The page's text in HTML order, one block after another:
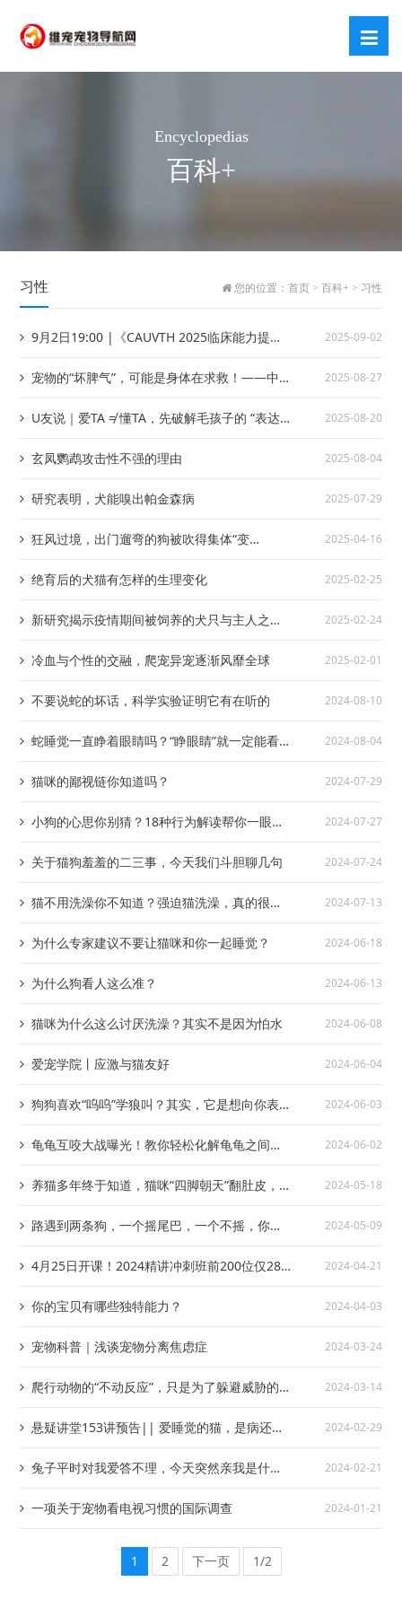
Encyclopedias
百科+
习性 您的位置： 首页> 百科+ > 习性
9月2日19:00 |《CAUVTH 2025临床能力提升
猫的行为信号
2025-09-02
宠物的“坏脾气”，可能是身体在求救！——中
2025-08-27
U友说｜爱TA ≠ 懂TA，先破解毛孩子的 “表达
2025-08-20
玄凤鹦鹉攻击性不强的理由 2025-08-04
研究表明，犬能嗅出帕金森病 2025-07-29
狂风过境，出门遛弯的狗被吹得集体“变
2025-04-16
绝育后的犬猫有怎样的生理变化 2025-02-25
新研究揭示疫情期间被饲养的犬只与主人之间
2025-02-24
冷血与个性的交融，爬宠异宠逐渐风靡全球 2025-02-01
不要说蛇的坏话，科学实验证明它有在听的 2024-08-10
蛇睡觉一直睁着眼睛吗？“睁眼睛”就一定能看
2024-08-04
猫咪的鄙视链你知道吗？ 2024-07-29
小狗的心思你别猜？18种行为解读帮你一眼看
2024-07-27
关于猫狗羞羞的二三事，今天我们斗胆聊几句 2024-07-24
猫不用洗澡你不知道？强迫猫洗澡，真的很没
2024-07-13
为什么专家建议不要让猫咪和你一起睡觉？ 2024-06-18
为什么狗看人这么准？ 2024-06-13
猫咪为什么这么讨厌洗澡？其实不是因为怕水 2024-06-08
爱宠学院丨应激与猫友好 2024-06-04
狗狗喜欢“呜呜”学狼叫？其实，它是想向你表
2024-06-03
龟龟互咬大战曝光！教你轻松化解龟龟之间的
2024-06-02
养猫多年终于知道，猫咪“四脚朝天”翻肚皮，
2024-05-18
路遇到两条狗，一个摇尾巴，一个不摇，你知
2024-05-09
4月25日开课！2024精讲冲刺班前200位仅288
+699预习课！
2024-04-21
你的宝贝有哪些独特能力？ 2024-04-03
宠物科普｜浅谈宠物分离焦虑症 2024-03-24
爬行动物的“不动反应”，只是为了躲避威胁的
2024-03-14
悬疑讲堂153讲预告|| 爱睡觉的猫，是病还是
2024-02-29
兔子平时对我爱答不理，今天突然亲我是什么
2024-02-21
一项关于宠物看电视习惯的国际调查 2024-01-21
1 2 下一页 1/2